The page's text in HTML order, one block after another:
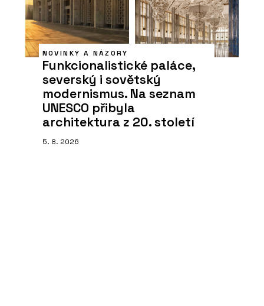
NOVINKY A NÁZORY
Funkcionalistické paláce,
severský i sovětský
modernismus. Na seznam
UNESCO přibyla
architektura z 20. století
5. 8. 2026